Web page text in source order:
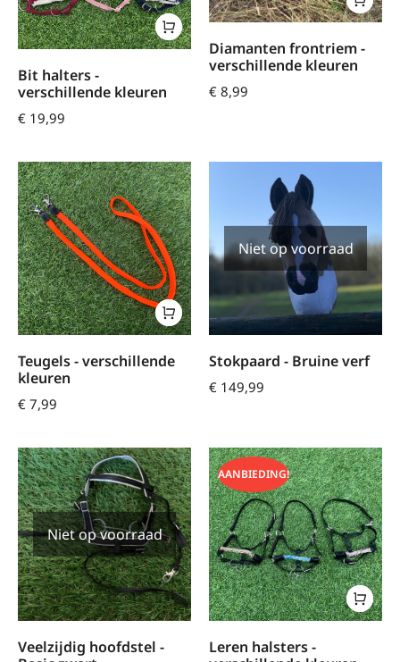
Bit halters -
verschillende kleuren
€ 19,99
Diamanten frontriem -
verschillende kleuren
€ 8,99
Teugels - verschillende
kleuren
€ 7,99
Niet op voorraad
Stokpaard - Bruine verf
€ 149,99
Niet op voorraad
Veelzijdig hoofdstel -
AANBIEDING!
Leren halsters -